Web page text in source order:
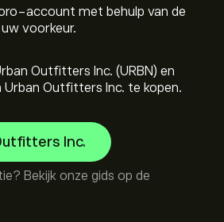
account met behulp van de
voorkeur.
Outfitters Inc. (URBN) en
Outfitters Inc. te kopen.
Inc.
Bekijk onze gids op de